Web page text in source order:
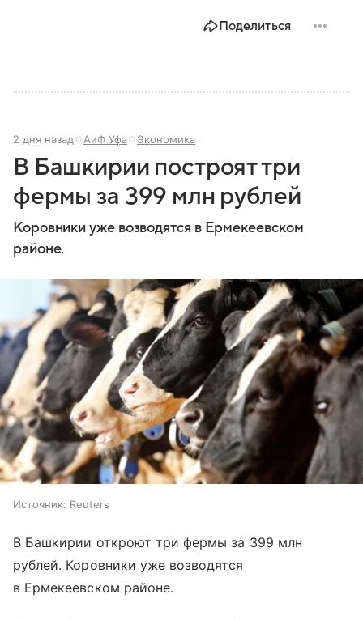
Поделиться
2 дня назад АиФ Уфа Экономика
В Башкирии построят три
фермы за 399 млн рублей
Коровники уже возводятся в Ермекеевском
районе.
Источник: Reuters
В Башкирии откроют три фермы за 399 млн
рублей. Коровники уже возводятся
в Ермекеевском районе.